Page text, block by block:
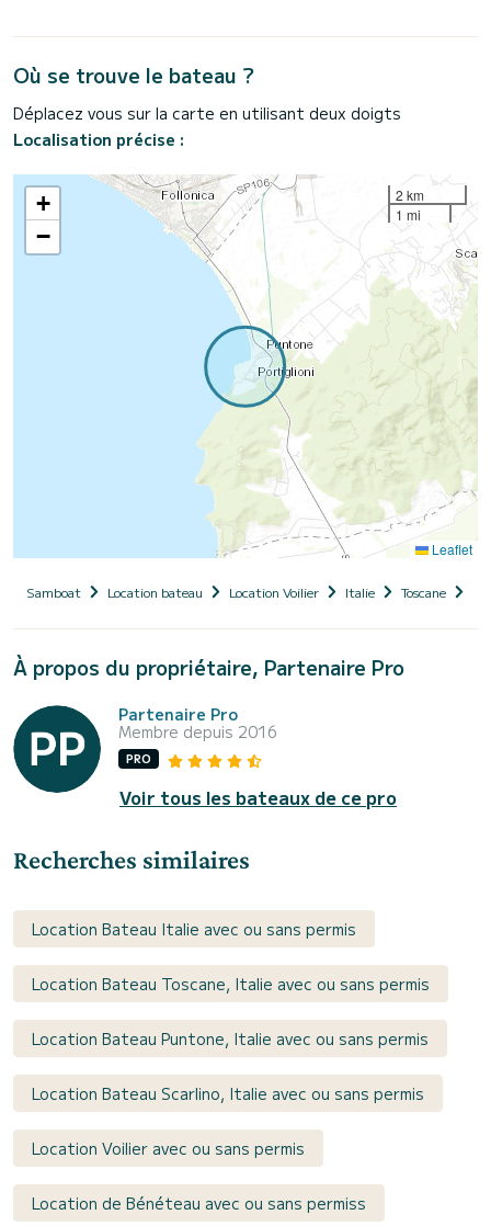
Où se trouve le bateau ?
Déplacez vous sur la carte en utilisant deux doigts
Localisation précise :
+
−
2 km
1 mi
Leaflet
Samboat Location bateau Location Voilier Italie Toscane
À propos du propriétaire, Partenaire Pro
Partenaire Pro
Membre depuis 2016
PRO
Voir tous les bateaux de ce pro
Recherches similaires
Location Bateau Italie avec ou sans permis
Location Bateau Toscane, Italie avec ou sans permis
Location Bateau Puntone, Italie avec ou sans permis
Location Bateau Scarlino, Italie avec ou sans permis
Location Voilier avec ou sans permis
Location de Bénéteau avec ou sans permiss